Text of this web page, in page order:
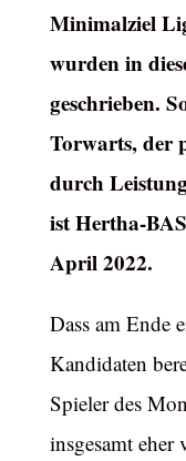
Minimalziel
wurden in
geschrieben.
Torwarts, der
durch
ist Hertha-
April 2022.
Dass am Ende
Kandidaten
Spieler des
insgesamt eher